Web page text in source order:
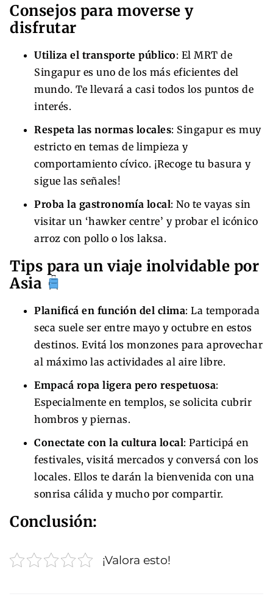
Consejos para moverse y
disfrutar
Utiliza el transporte público: El MRT de
Singapur es uno de los más eficientes del
mundo. Te llevará a casi todos los puntos de
interés.
Respeta las normas locales: Singapur es muy
estricto en temas de limpieza y
comportamiento cívico. ¡Recoge tu basura y
sigue las señales!
Proba la gastronomía local: No te vayas sin
visitar un ‘hawker centre’ y probar el icónico
arroz con pollo o los laksa.
Tips para un viaje inolvidable por
Asia
Planificá en función del clima: La temporada
seca suele ser entre mayo y octubre en estos
destinos. Evitá los monzones para aprovechar
al máximo las actividades al aire libre.
Empacá ropa ligera pero respetuosa:
Especialmente en templos, se solicita cubrir
hombros y piernas.
Conectate con la cultura local: Participá en
festivales, visitá mercados y conversá con los
locales. Ellos te darán la bienvenida con una
sonrisa cálida y mucho por compartir.
Conclusión:
¡Valora esto!